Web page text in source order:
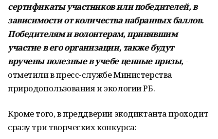
сертификаты участников или победителей, в
зависимости от количества набранных баллов.
Победителям и волонтерам, принявшим
участие в его организации, также будут
вручены полезные в учебе ценные призы, -
отметили в пресс-службе Министерства
природопользования и экологии РБ.
Кроме того, в преддверии экодиктанта проходит
сразу три творческих конкурса: